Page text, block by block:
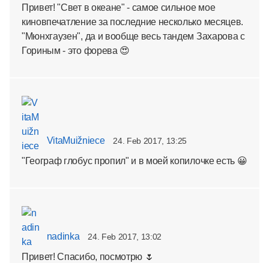
Привет! "Свет в океане" - самое сильное мое
киновпечатление за последние несколько месяцев.
"Мюнхгаузен", да и вообще весь тандем Захарова с
Гориным - это форева 😍
VitaMuižniece 24. Feb 2017, 13:25
"Географ глобус пропил" и в моей копилочке есть 😀
nadinka 24. Feb 2017, 13:02
Привет! Спасибо, посмотрю 🌷